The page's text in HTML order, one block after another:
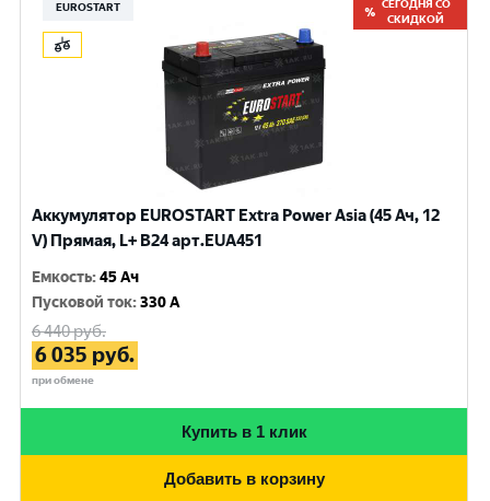
EUROSTART
СЕГОДНЯ СО
СКИДКОЙ
Аккумулятор EUROSTART Extra Power Asia (45 Ач, 12
V) Прямая, L+ B24 арт.EUA451
Емкость:45 Ач
Пусковой ток:330 A
6 440руб.
6 035 руб.
при обмене
Купить в 1 клик
Добавить в корзину